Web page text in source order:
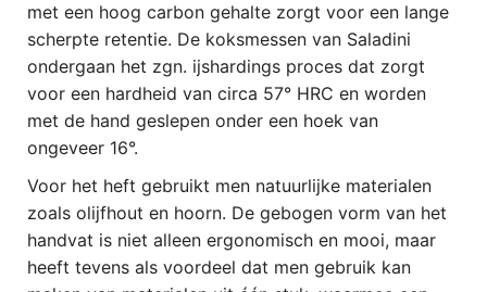
met een hoog carbon gehalte zorgt voor een lange
scherpte retentie. De koksmessen van Saladini
ondergaan het zgn. ijshardings proces dat zorgt
voor een hardheid van circa 57° HRC en worden
met de hand geslepen onder een hoek van
ongeveer 16°.
Voor het heft gebruikt men natuurlijke materialen
zoals olijfhout en hoorn. De gebogen vorm van het
handvat is niet alleen ergonomisch en mooi, maar
heeft tevens als voordeel dat men gebruik kan